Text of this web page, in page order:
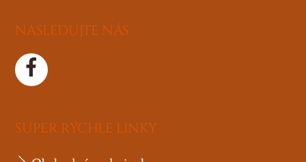
NASLEDUJTE NÁS
SUPER RÝCHLE LINKY